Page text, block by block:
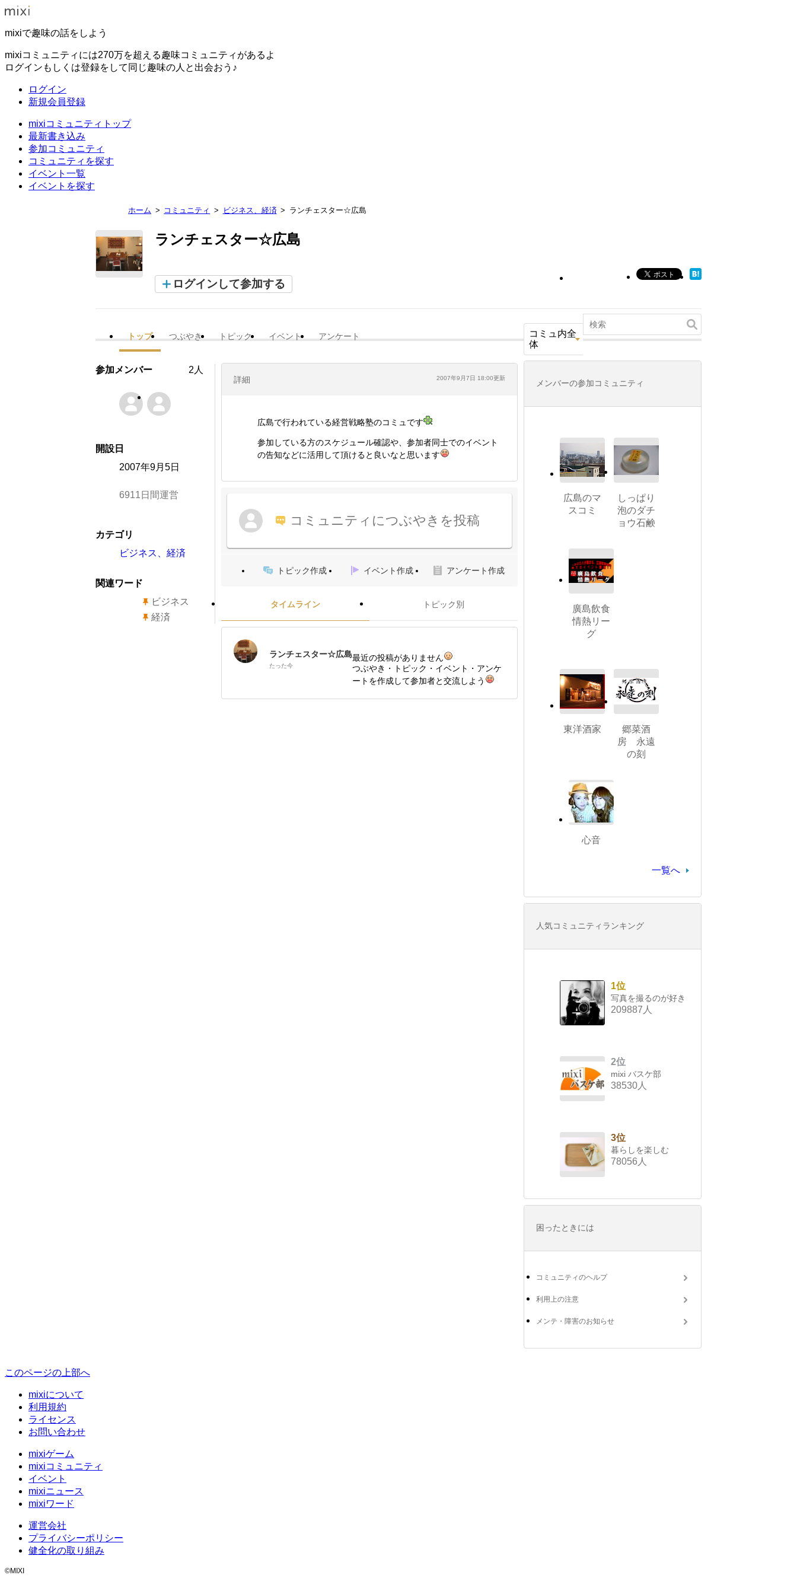
mixiで趣味の話をしよう
mixiコミュニティには270万を超える趣味コミュニティがあるよ
ログインもしくは登録をして同じ趣味の人と出会おう♪
ログイン
新規会員登録
mixiコミュニティトップ
最新書き込み
参加コミュニティ
コミュニティを探す
イベント一覧
イベントを探す
ホーム コミュニティ ビジネス、経済 ランチェスター☆広島
ランチェスター☆広島
ログインして参加する
トップ つぶやき トピック イベント アンケート
コミュ内全
体
詳細 2007年9月7日 18:00更新
広島で行われている経営戦略塾のコミュです
参加している方のスケジュール確認や、参加者同士でのイベント
の告知などに活用して頂けると良いなと思います
コミュニティにつぶやきを投稿
トピック作成 イベント作成 アンケート作成
タイムライン トピック別
ランチェスター☆広島
たった今
最近の投稿がありません
つぶやき・トピック・イベント・アンケ
ートを作成して参加者と交流しよう
参加メンバー 2人
開設日
2007年9月5日
6911日間運営
カテゴリ
ビジネス、経済
関連ワード
ビジネス
経済
メンバーの参加コミュニティ
広島のマ
スコミ
しっぱり
泡のダチ
ョウ石鹸
廣島飲食
情熱リー
グ
東洋酒家
郷菜酒
房 永遠
の刻
心音
一覧へ
人気コミュニティランキング
1位
写真を撮るのが好き
209887人
2位
mixi バスケ部
38530人
3位
暮らしを楽しむ
78056人
困ったときには
コミュニティのヘルプ
利用上の注意
メンテ・障害のお知らせ
このページの上部へ
mixiについて
利用規約
ライセンス
お問い合わせ
mixiゲーム
mixiコミュニティ
イベント
mixiニュース
mixiワード
運営会社
プライバシーポリシー
健全化の取り組み
©MIXI